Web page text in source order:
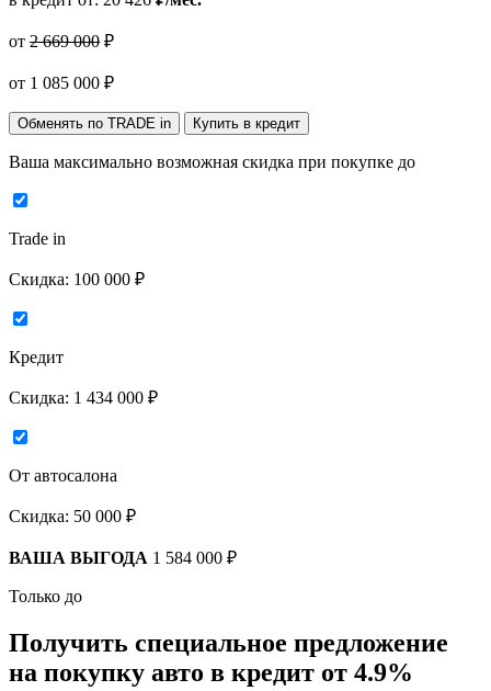
от 2 669 000 ₽
от 1 085 000 ₽
Обменять по TRADE in Купить в кредит
Ваша максимально возможная скидка при покупке до
Trade in
Скидка: 100 000 ₽
Кредит
Скидка: 1 434 000 ₽
От автосалона
Скидка: 50 000 ₽
ВАША ВЫГОДА 1 584 000 ₽
Только до
Получить специальное предложение
на покупку авто в кредит от 4.9%